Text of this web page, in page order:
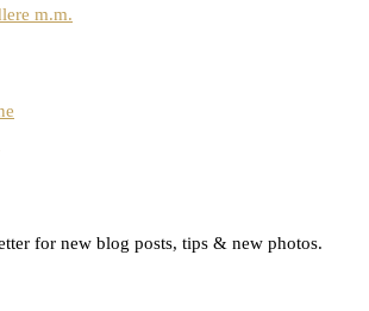
m.m.
for new blog posts, tips & new photos.